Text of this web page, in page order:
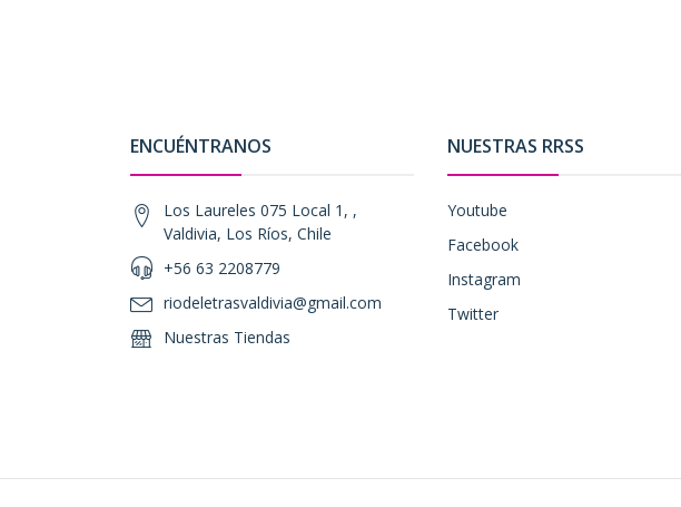
ENCUÉNTRANOS
Los Laureles 075 Local 1, ,
Valdivia, Los Ríos, Chile
+56 63 2208779
riodeletrasvaldivia@gmail.com
Nuestras Tiendas
NUESTRAS RRSS
Youtube
Facebook
Instagram
Twitter